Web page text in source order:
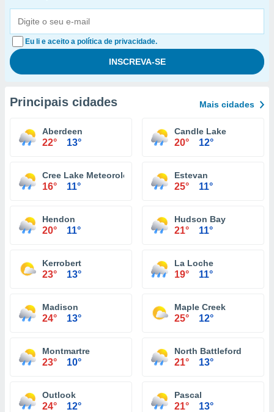
Eu li e aceito a política de privacidade.
Principais cidades Mais cidades
Aberdeen
22° 13°
Candle Lake
20° 12°
Cree Lake Meteorological Aeronautical Presentation
16° 11°
Estevan
25° 11°
Hendon
20° 11°
Hudson Bay
21° 11°
Kerrobert
23° 13°
La Loche
19° 11°
Madison
24° 13°
Maple Creek
25° 12°
Montmartre
23° 10°
North Battleford
21° 13°
Outlook
24° 12°
Pascal
21° 13°